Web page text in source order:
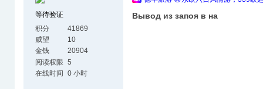
等待验证
积分
41869
威望
10
金钱
20904
阅读权限 5
在线时间 0 小时
Вывод из запоя в на